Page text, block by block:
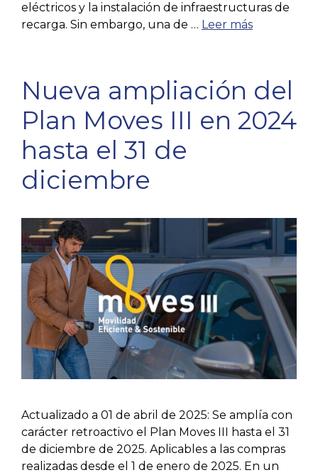
eléctricos y la instalación de infraestructuras de
recarga. Sin embargo, una de … Leer más
Nueva ampliación del
Plan Moves III en 2024
hasta el 31 de
diciembre
Actualizado a 01 de abril de 2025: Se amplía con
carácter retroactivo el Plan Moves III hasta el 31
de diciembre de 2025. Aplicables a las compras
realizadas desde el 1 de enero de 2025. En un